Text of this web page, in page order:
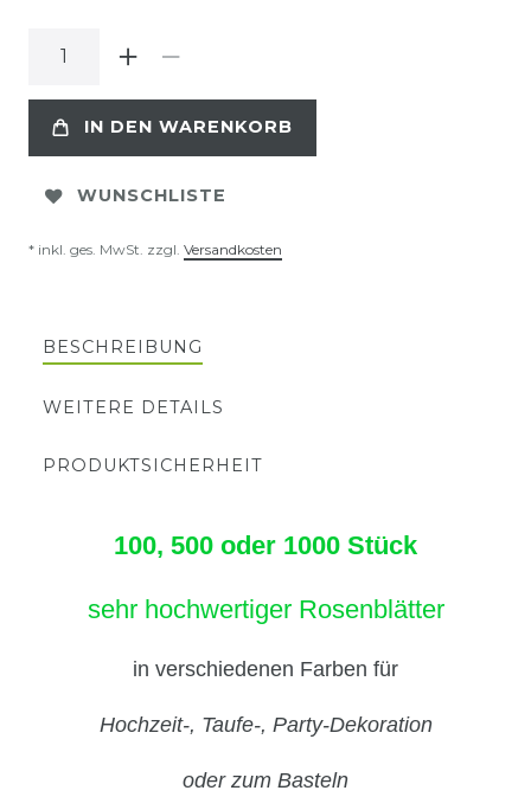
IN DEN WARENKORB
WUNSCHLISTE
* inkl. ges. MwSt. zzgl. Versandkosten
BESCHREIBUNG
WEITERE DETAILS
PRODUKTSICHERHEIT
100, 500 oder 1000 Stück
sehr hochwertiger Rosenblätter
in verschiedenen Farben für
Hochzeit-, Taufe-, Party-Dekoration
oder zum Basteln